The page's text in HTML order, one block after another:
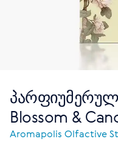
Blossom &
Aromapolis Olfactive